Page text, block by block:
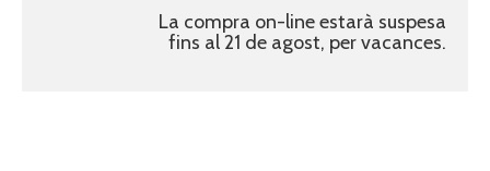
La compra on-line estarà suspesa
fins al 21 de agost, per vacances.